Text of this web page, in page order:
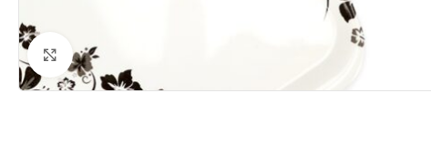
Clique para ampliar